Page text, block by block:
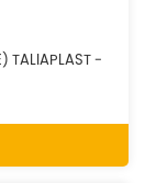
TALIAPLAST -